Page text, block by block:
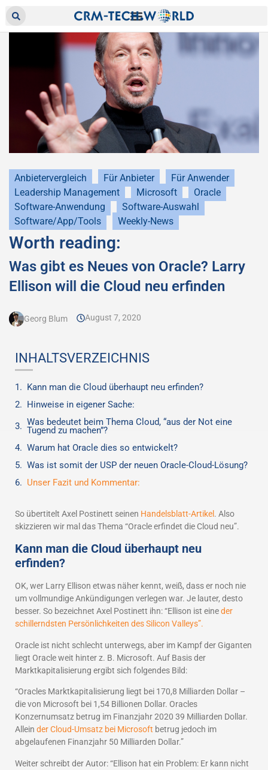
Anbietervergleich Für Anbieter
Für Anwender
Leadership Management
Microsoft
Oracle
Software-Anwendung
Software-Auswahl
Software/App/Tools
Weekly-News
Worth reading:
Was gibt es Neues von Oracle? Larry
Ellison will die Cloud neu erfinden
Georg Blum August 7, 2020
INHALTSVERZEICHNIS
Kann man die Cloud überhaupt neu erfinden?
Hinweise in eigener Sache:
Was bedeutet beim Thema Cloud, “aus der Not eine
Tugend zu machen”?
Warum hat Oracle dies so entwickelt?
Was ist somit der USP der neuen Oracle-Cloud-Lösung?
Unser Fazit und Kommentar:
So übertitelt Axel Postinett seinen Handelsblatt-Artikel . Also
skizzieren wir mal das Thema “Oracle erfindet die Cloud neu”.
Kann man die Cloud überhaupt neu
erfinden?
OK, wer Larry Ellison etwas näher kennt, weiß, dass er noch nie
um vollmundige Ankündigungen verlegen war. Je lauter, desto
besser. So bezeichnet Axel Postinett ihn: “Ellison ist eineder
schillerndsten Persönlichkeiten des Silicon Valleys”.
Oracle ist nicht schlecht unterwegs, aber im Kampf der Giganten
liegt Oracle weit hinter z. B. Microsoft. Auf Basis der
Marktkapitalisierung ergibt sich folgendes Bild:
“Oracles Marktkapitalisierung liegt bei 170,8 Milliarden Dollar –
die von Microsoft bei 1,54 Billionen Dollar. Oracles
Konzernumsatz betrug im Finanzjahr 2020 39 Milliarden Dollar.
Allein der Cloud-Umsatz bei Microsoft betrug jedoch im
abgelaufenen Finanzjahr 50 Milliarden Dollar.”
Weiter schreibt der Autor: “Ellison hat ein Problem: Er kann nicht